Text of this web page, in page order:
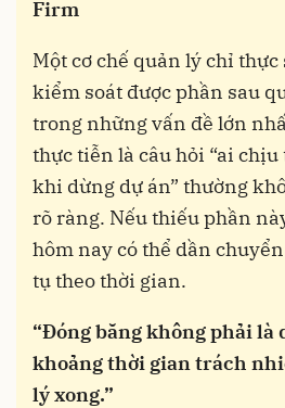
Firm
Một cơ chế quản lý chỉ
kiểm soát được phần sau
trong những vấn đề lớn
thực tiễn là câu hỏi “ai
khi dừng dự án” thường
rõ ràng. Nếu thiếu phần
hôm nay có thể dần
tụ theo thời gian.
“Đóng băng không phải là
khoảng thời gian trách
lý xong.”